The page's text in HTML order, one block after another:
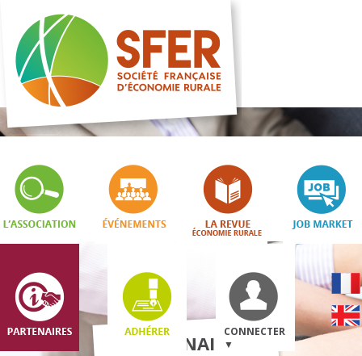
CONNECTER
▼
PARTENAIRES